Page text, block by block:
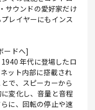
サウンドの愛好家だけ
レイヤーにもインス
ードへ]
年代に登場したロ
ット内部に搭載され
で、スピーカーから
変化し、音量と音程
に、回転の停止や速